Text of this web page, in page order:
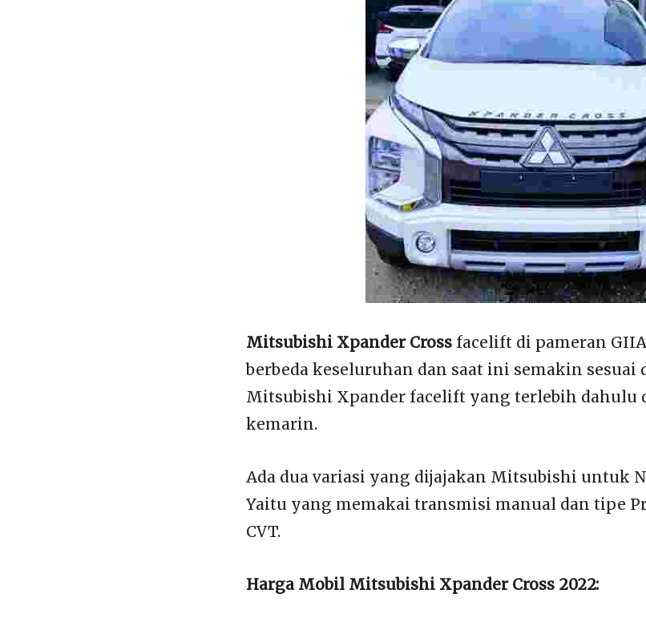
Mitsubishi Xpander Cross facelift di pameran
berbeda keseluruhan dan saat ini semakin sesuai
Mitsubishi Xpander facelift yang terlebih dahulu
kemarin.
Ada dua variasi yang dijajakan Mitsubishi untuk
Yaitu yang memakai transmisi manual dan tipe
CVT.
Harga Mobil Mitsubishi Xpander Cross 2022: